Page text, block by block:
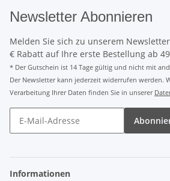
Newsletter Abonnieren
Melden Sie sich zu unserem
€ Rabatt auf Ihre erste Bestellung ab
* Der Gutschein ist 14 Tage gültig und nicht mit
Der Newsletter kann jederzeit widerrufen werden.
Verarbeitung Ihrer Daten finden Sie in unserer
Informationen